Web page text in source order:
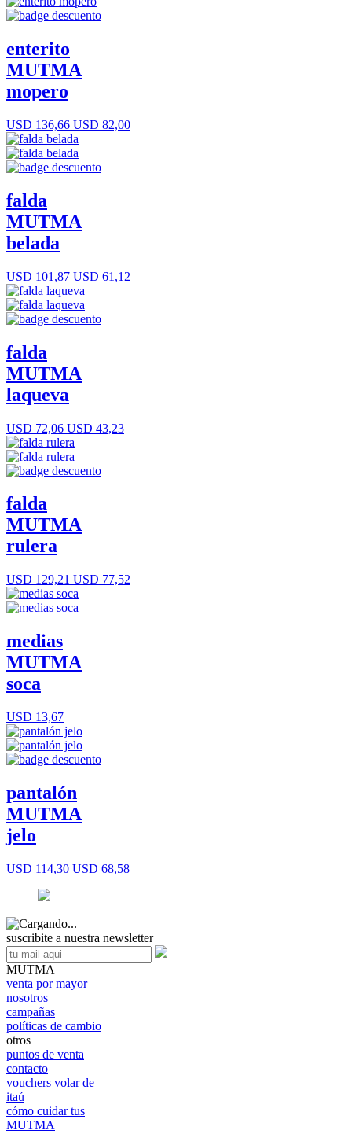
enterito
MUTMA
mopero
USD 136,66 USD 82,00
falda
MUTMA
belada
USD 101,87 USD 61,12
falda
MUTMA
laqueva
USD 72,06 USD 43,23
falda
MUTMA
rulera
USD 129,21 USD 77,52
medias
MUTMA
soca
USD 13,67
pantalón
MUTMA
jelo
USD 114,30 USD 68,58
suscribite a nuestra newsletter
MUTMA
venta por mayor
nosotros
campañas
políticas de cambio
otros
puntos de venta
contacto
vouchers volar de
itaú
cómo cuidar tus
MUTMA